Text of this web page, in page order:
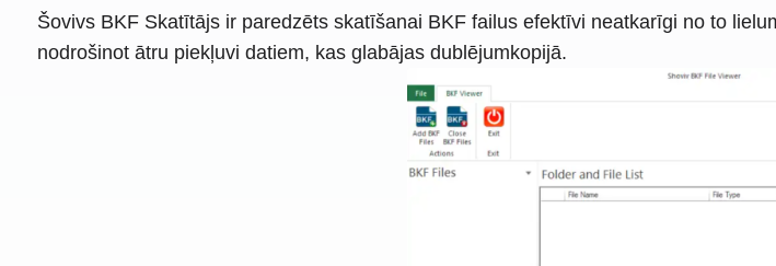
Šovivs BKF Skatītājs ir paredzēts skatīšanai BKF failus efektīvi neatkarīgi no to
nodrošinot ātru piekļuvi datiem, kas glabājas dublējumkopijā.